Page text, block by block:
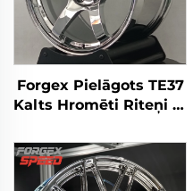
Forgex Pielāgots TE37
Kalts Hromēti Riteņi 19
5x114.3 5x120 priekš
350Z 370Z Supra Civic
IS BMW F30 G20 F32